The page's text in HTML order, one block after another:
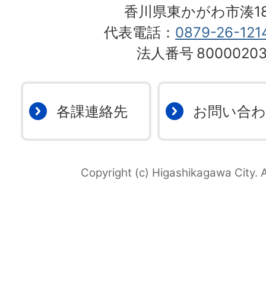
香川県東かがわ市湊
代表電話： 0879-26-
法人番号
各課連絡先 お問い合
Copyright (c) Higashikagawa City.